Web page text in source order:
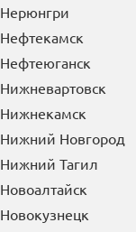
Нерюнгри
Нефтекамск
Нефтеюганск
Нижневартовск
Нижнекамск
Нижний Новгород
Нижний Тагил
Новоалтайск
Новокузнецк